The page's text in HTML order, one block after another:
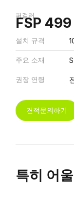
퍼걸러
FSP 499
설치 규격
주요 소재
권장 연령
견적문의하기
특히 어